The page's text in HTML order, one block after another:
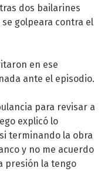
dos bailarines
golpeara contra el
en ese
ante el episodio.
para revisar a
explicó lo
terminando la obra
y no me acuerdo
presión la tengo